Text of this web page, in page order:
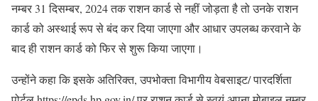
नम्बर 31 दिसम्बर, 2024 तक राशन कार्ड से नहीं जोड़ता है तो उनके राशन
कार्ड को अस्थाई रूप से बंद कर दिया जाएगा और आधार उपलब्ध करवाने के
बाद ही राशन कार्ड को फिर से शुरू किया जाएगा।
उन्होंने कहा कि इसके अतिरिक्त, उपभोक्ता विभागीय वेबसाइट/ पारदर्शिता